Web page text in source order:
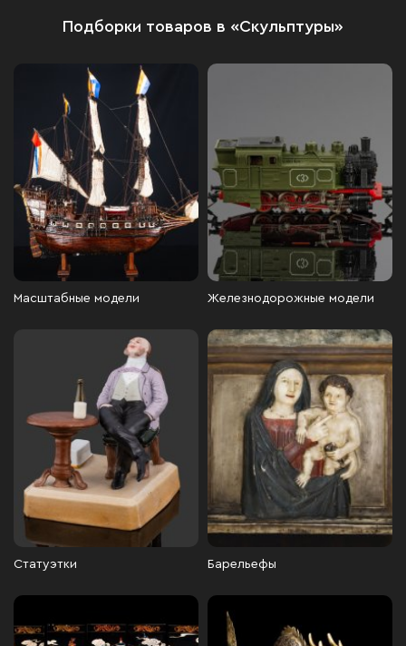
Подборки товаров в «Скульптуры»
Масштабные модели Железнодорожные модели
Статуэтки Барельефы